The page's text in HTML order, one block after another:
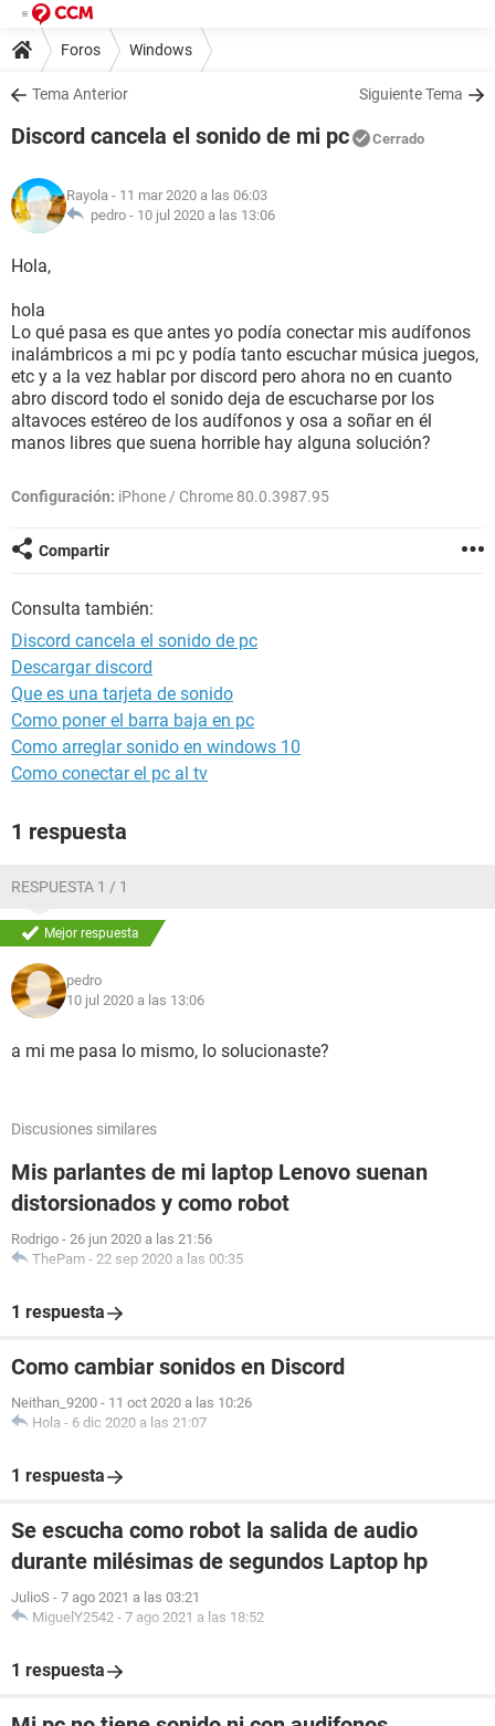
Foros Windows
Tema Anterior Siguiente Tema
Discord cancela el sonido de mi pc Cerrado
Rayola - 11 mar 2020 a las 06:03
pedro - 10 jul 2020 a las 13:06
Hola,
hola
Lo qué pasa es que antes yo podía conectar mis audífonos
inalámbricos a mi pc y podía tanto escuchar música juegos,
etc y a la vez hablar por discord pero ahora no en cuanto
abro discord todo el sonido deja de escucharse por los
altavoces estéreo de los audífonos y osa a soñar en él
manos libres que suena horrible hay alguna solución?
Configuración: iPhone / Chrome 80.0.3987.95
Compartir
Consulta también:
Discord cancela el sonido de pc
Descargar discord
Que es una tarjeta de sonido
Como poner el barra baja en pc
Como arreglar sonido en windows 10
Como conectar el pc al tv
1 respuesta
RESPUESTA 1 / 1
Mejor respuesta
pedro
10 jul 2020 a las 13:06
a mi me pasa lo mismo, lo solucionaste?
Discusiones similares
Mis parlantes de mi laptop Lenovo suenan
distorsionados y como robot
Rodrigo - 26 jun 2020 a las 21:56
ThePam - 22 sep 2020 a las 00:35
1 respuesta
Como cambiar sonidos en Discord
Neithan_9200 - 11 oct 2020 a las 10:26
Hola - 6 dic 2020 a las 21:07
1 respuesta
Se escucha como robot la salida de audio
durante milésimas de segundos Laptop hp
JulioS - 7 ago 2021 a las 03:21
MiguelY2542 - 7 ago 2021 a las 18:52
1 respuesta